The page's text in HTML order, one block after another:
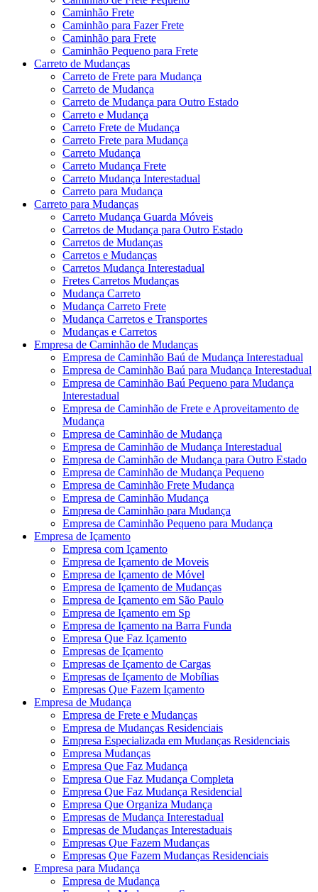
Caminhão Frete
Caminhão para Fazer Frete
Caminhão para Frete
Caminhão Pequeno para Frete
Carreto de Mudanças
Carreto de Frete para Mudança
Carreto de Mudança
Carreto de Mudança para Outro Estado
Carreto e Mudança
Carreto Frete de Mudança
Carreto Frete para Mudança
Carreto Mudança
Carreto Mudança Frete
Carreto Mudança Interestadual
Carreto para Mudança
Carreto para Mudanças
Carreto Mudança Guarda Móveis
Carretos de Mudança para Outro Estado
Carretos de Mudanças
Carretos e Mudanças
Carretos Mudança Interestadual
Fretes Carretos Mudanças
Mudança Carreto
Mudança Carreto Frete
Mudança Carretos e Transportes
Mudanças e Carretos
Empresa de Caminhão de Mudanças
Empresa de Caminhão Baú de Mudança Interestadual
Empresa de Caminhão Baú para Mudança Interestadual
Empresa de Caminhão Baú Pequeno para Mudança
Interestadual
Empresa de Caminhão de Frete e Aproveitamento de
Mudança
Empresa de Caminhão de Mudança
Empresa de Caminhão de Mudança Interestadual
Empresa de Caminhão de Mudança para Outro Estado
Empresa de Caminhão de Mudança Pequeno
Empresa de Caminhão Frete Mudança
Empresa de Caminhão Mudança
Empresa de Caminhão para Mudança
Empresa de Caminhão Pequeno para Mudança
Empresa de Içamento
Empresa com Içamento
Empresa de Içamento de Moveis
Empresa de Içamento de Móvel
Empresa de Içamento de Mudanças
Empresa de Içamento em São Paulo
Empresa de Içamento em Sp
Empresa de Içamento na Barra Funda
Empresa Que Faz Içamento
Empresas de Içamento
Empresas de Içamento de Cargas
Empresas de Içamento de Mobílias
Empresas Que Fazem Içamento
Empresa de Mudança
Empresa de Frete e Mudanças
Empresa de Mudanças Residenciais
Empresa Especializada em Mudanças Residenciais
Empresa Mudanças
Empresa Que Faz Mudança
Empresa Que Faz Mudança Completa
Empresa Que Faz Mudança Residencial
Empresa Que Organiza Mudança
Empresas de Mudança Interestadual
Empresas de Mudanças Interestaduais
Empresas Que Fazem Mudanças
Empresas Que Fazem Mudanças Residenciais
Empresa para Mudança
Empresa de Mudança